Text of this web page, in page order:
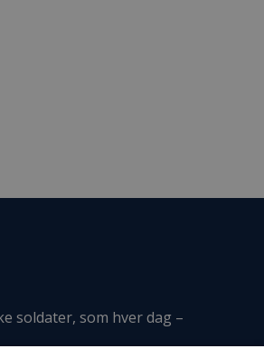
soldater, som hver dag –